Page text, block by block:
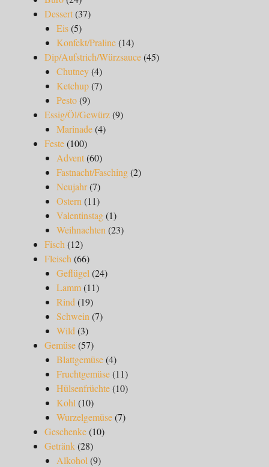
Dessert(37)
Eis(5)
Konfekt/Praline(14)
Dip/Aufstrich/Würzsauce(45)
Chutney(4)
Ketchup(7)
Pesto(9)
Essig/Öl/Gewürz(9)
Marinade(4)
Feste(100)
Advent(60)
Fastnacht/Fasching(2)
Neujahr(7)
Ostern (11)
Valentinstag(1)
Weihnachten (23)
Fisch (12)
Fleisch (66)
Geflügel (24)
Lamm(11)
Rind (19)
Schwein (7)
Wild (3)
Gemüse(57)
Blattgemüse(4)
Fruchtgemüse(11)
Hülsenfrüchte(10)
Kohl (10)
Wurzelgemüse(7)
Geschenke(10)
Getränk(28)
Alkohol (9)